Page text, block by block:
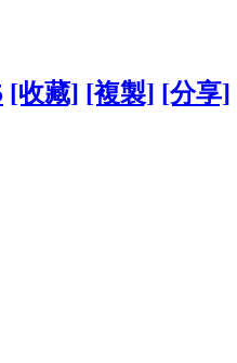
[收藏] [複製] [分享]